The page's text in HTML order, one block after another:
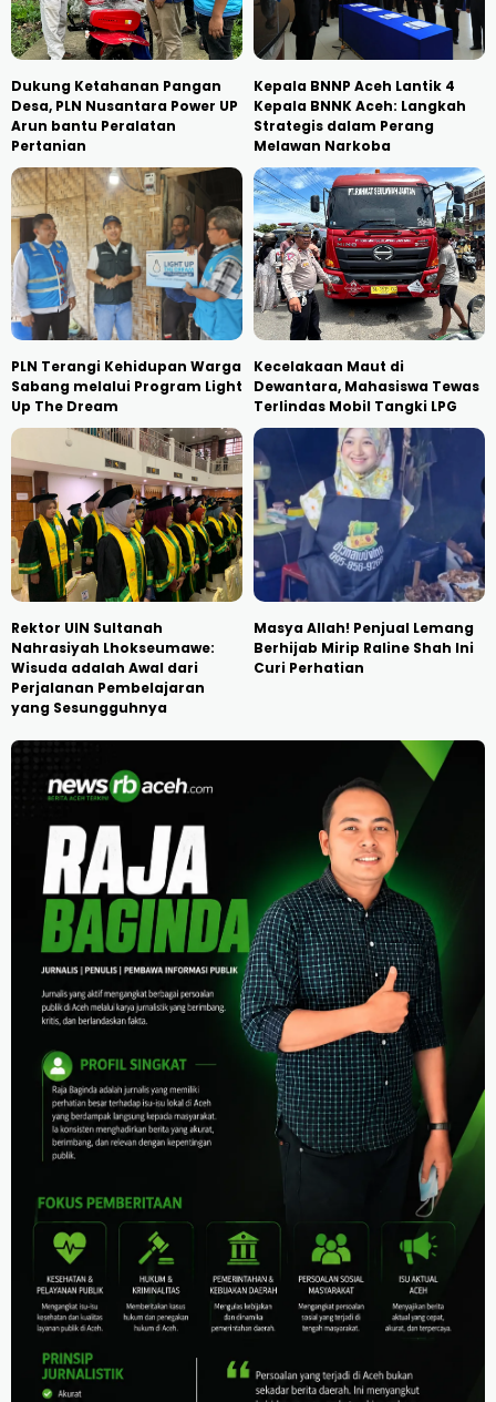
Dukung Ketahanan Pangan
Desa, PLN Nusantara Power UP
Arun bantu Peralatan
Pertanian
Kepala BNNP Aceh Lantik 4
Kepala BNNK Aceh: Langkah
Strategis dalam Perang
Melawan Narkoba
PLN Terangi Kehidupan Warga
Sabang melalui Program Light
Up The Dream
Kecelakaan Maut di
Dewantara, Mahasiswa Tewas
Terlindas Mobil Tangki LPG
Rektor UIN Sultanah
Nahrasiyah Lhokseumawe:
Wisuda adalah Awal dari
Perjalanan Pembelajaran
yang Sesungguhnya
Masya Allah! Penjual Lemang
Berhijab Mirip Raline Shah Ini
Curi Perhatian